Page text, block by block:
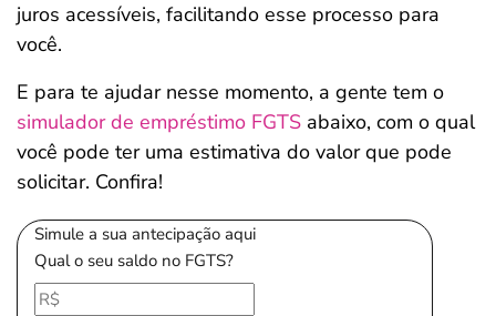
juros acessíveis, facilitando esse processo para
você.
E para te ajudar nesse momento, a gente tem o
simulador de empréstimo FGTS abaixo, com o qual
você pode ter uma estimativa do valor que pode
solicitar. Confira!
Simule a sua antecipação aqui
Qual o seu saldo no FGTS?